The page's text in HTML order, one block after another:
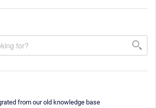
from our old knowledge base